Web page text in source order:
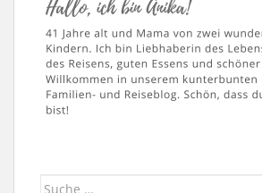
Suche